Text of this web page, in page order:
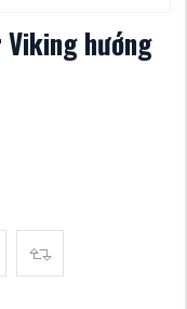
Viking hướng